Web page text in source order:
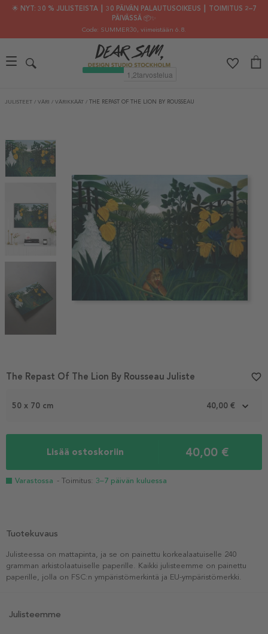
🌟 NYT: 30 % JULISTEISTA ┃ 30 PÄIVÄN PALAUTUSOIKEUS ┃ TOIMITUS 2–7
PÄIVÄSSÄ 📦✨
Code: SUMMER30, viimeistään 6.8.
JULISTEET / VÄRI / VÄRIKKÄÄT / THE REPAST OF THE LION BY ROUSSEAU
Item
50 x 70 cm 40,00 €
Lisää ostoskoriin 40,00 €
Varastossa - Toimitus: 3–7 päivän kuluessa
The Repast Of The Lion By Rousseau Juliste favorite_border
Tuotekuvaus
Julisteessa on mattapinta, ja se on painettu korkealaatuiselle 240
gramman arkistolaatuiselle paperille. Kaikki julisteemme on painettu
paperille, jolla on FSC:n ympäristömerkintä ja EU-ympäristömerkki.
Julisteemme